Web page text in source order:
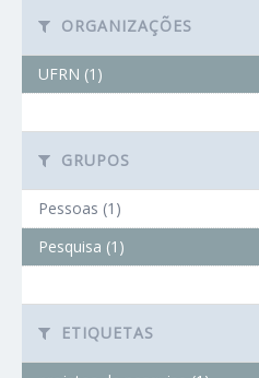
ORGANIZAÇÕES
UFRN (1)
GRUPOS
Pessoas (1)
Pesquisa (1)
ETIQUETAS